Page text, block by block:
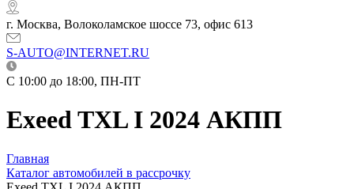
г. Москва, Волоколамское шоссе 73, офис 613
S-AUTO@INTERNET.RU
C 10:00 до 18:00, ПН-ПТ
Exeed TXL I 2024 АКПП
Главная
Каталог автомобилей в рассрочку